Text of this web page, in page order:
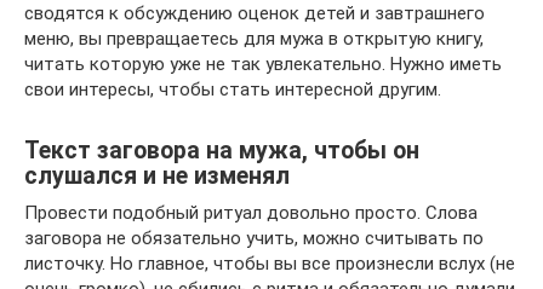
сводятся к обсуждению оценок детей и завтрашнего
меню, вы превращаетесь для мужа в открытую книгу,
читать которую уже не так увлекательно. Нужно иметь
свои интересы, чтобы стать интересной другим.
Текст заговора на мужа, чтобы он
слушался и не изменял
Провести подобный ритуал довольно просто. Слова
заговора не обязательно учить, можно считывать по
листочку. Но главное, чтобы вы все произнесли вслух (не